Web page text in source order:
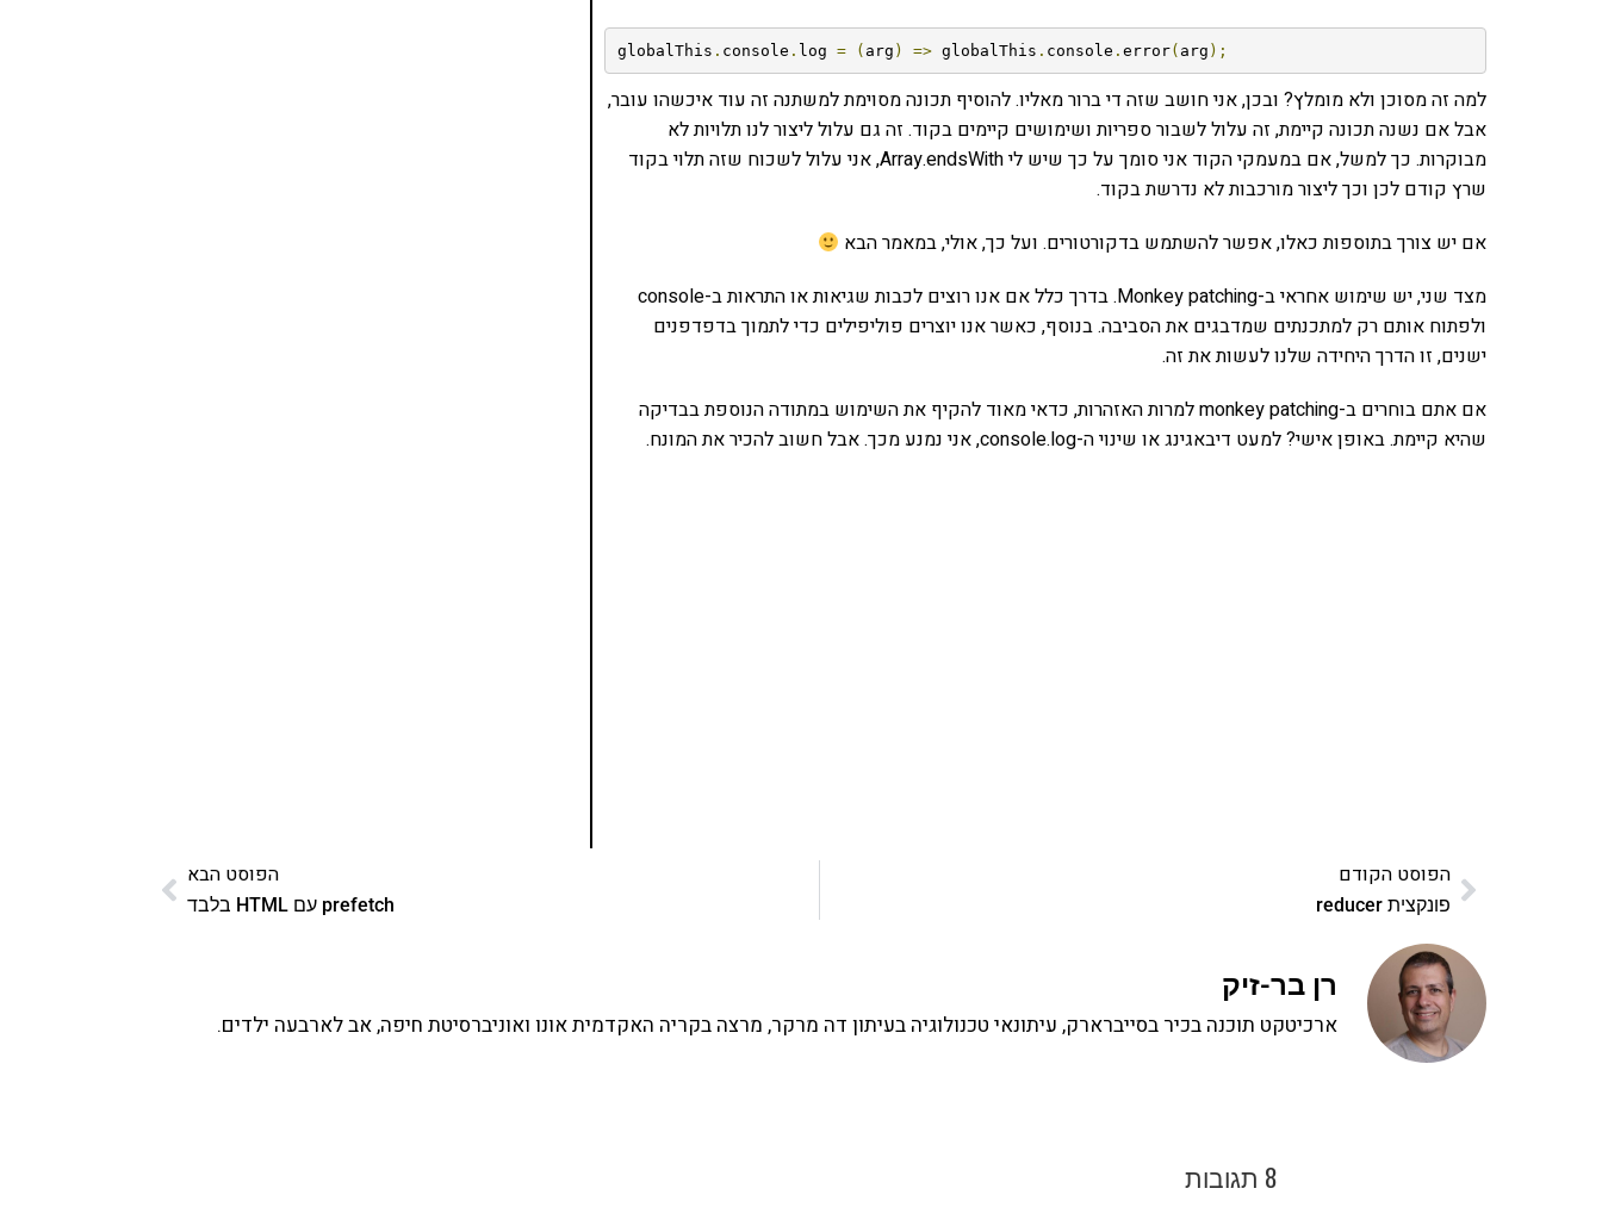
globalThis . console . log = ( arg ) => globalThis . console . error( arg );
למה זה מסוכן ולא מומלץ? ובכן, אני חושב שזה די ברור מאליו. להוסיף תכונה מסוימת למשתנה זה עוד איכשהו עובר,
אבל אם נשנה תכונה קיימת, זה עלול לשבור ספריות ושימושים קיימים בקוד. זה גם עלול ליצור לנו תלויות לא
מבוקרות. כך למשל, אם במעמקי הקוד אני סומך על כך שיש לי Array.endsWith, אני עלול לשכוח שזה תלוי בקוד
שרץ קודם לכן וכך ליצור מורכבות לא נדרשת בקוד.
אם יש צורך בתוספות כאלו, אפשר להשתמש בדקורטורים. ועל כך, אולי, במאמר הבא
מצד שני, יש שימוש אחראי ב-Monkey patching. בדרך כלל אם אנו רוצים לכבות שגיאות או התראות ב-console
ולפתוח אותם רק למתכנתים שמדבגים את הסביבה. בנוסף, כאשר אנו יוצרים פוליפילים כדי לתמוך בדפדפנים
ישנים, זו הדרך היחידה שלנו לעשות את זה.
אם אתם בוחרים ב-monkey patching למרות האזהרות, כדאי מאוד להקיף את השימוש במתודה הנוספת בבדיקה
שהיא קיימת. באופן אישי? למעט דיבאגינג או שינוי ה-console.log, אני נמנע מכך. אבל חשוב להכיר את המונח.
הפוסט הקודם
פונקצית reducer
הפוסט הבא
prefetch עם HTML בלבד
רן בר-זיק
ארכיטקט תוכנה בכיר בסייברארק, עיתונאי טכנולוגיה בעיתון דה מרקר, מרצה בקריה האקדמית אונו ואוניברסיטת חיפה, אב לארבעה ילדים.
8 תגובות